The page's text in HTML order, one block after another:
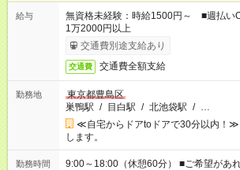
給与
無資格未経験：時給1500円～ ■週払
1万2000円以上
交通費別途支給あり
交通費 交通費全額支給
勤務地
東京都豊島区
巣鴨駅 / 目白駅 / 北池袋駅 / …
≪自宅からドアtoドアで30分以内！≫
します。
勤務時間
9:00～18:00（休憩60分） ■ご希望があれば下記シフトもOK！